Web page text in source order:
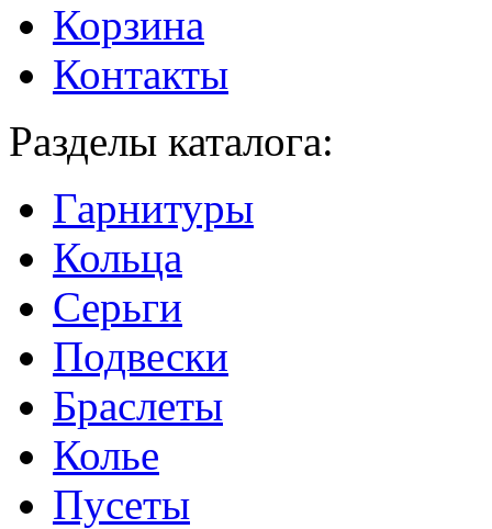
Корзина
Контакты
Разделы каталога:
Гарнитуры
Кольца
Серьги
Подвески
Браслеты
Колье
Пусеты